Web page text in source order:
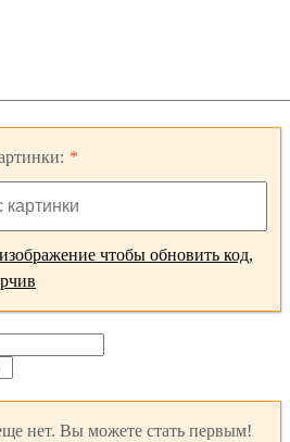
нет. Вы можете стать первым!